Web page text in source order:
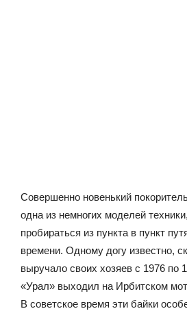
Совершенно новенький
одна из немногих моделей
пробираться из пункта в пункт
времени. Одному догу известно,
выручало своих хозяев с 1976 по
«Урал» выходил на Ирбитском
В советское время эти байки